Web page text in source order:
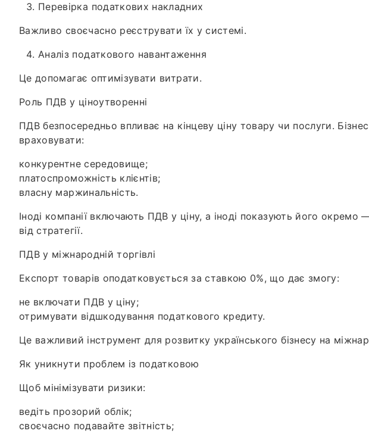
Перевірка податкових накладних
Важливо своєчасно реєструвати їх у системі.
Аналіз податкового навантаження
Це допомагає оптимізувати витрати.
Роль ПДВ у ціноутворенні
ПДВ безпосередньо впливає на кінцеву ціну товару чи послуги.
враховувати:
конкурентне середовище;
платоспроможність клієнтів;
власну маржинальність.
Іноді компанії включають ПДВ у ціну, а іноді показують його окремо
від стратегії.
ПДВ у міжнародній торгівлі
Експорт товарів оподатковується за ставкою 0%, що дає змогу:
не включати ПДВ у ціну;
отримувати відшкодування податкового кредиту.
Це важливий інструмент для розвитку українського бізнесу на
Як уникнути проблем із податковою
Щоб мінімізувати ризики:
ведіть прозорий облік;
своєчасно подавайте звітність;